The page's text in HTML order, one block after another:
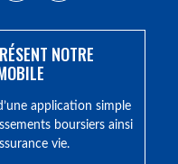
NOTRE
application simple
boursiers ainsi
vie.